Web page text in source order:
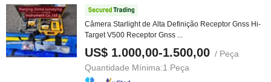
Câmera Starlight de Alta Definição Receptor Gnss Hi-
Target V500 Receptor Gnss ...
US$ 1.000,00-1.500,00 / Peça
Quantidade Mínima:1 Peça